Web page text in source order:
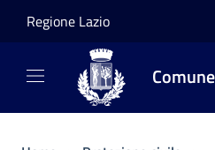
Regione Lazio